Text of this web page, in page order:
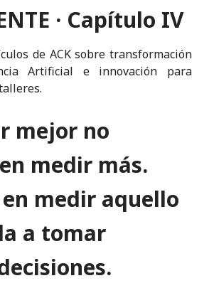
ts
A
p
p
l p
e
t
· Capítulo IV
de ACK sobre transformación
Artificial e innovación para
mejor no
medir más.
medir aquello
a tomar